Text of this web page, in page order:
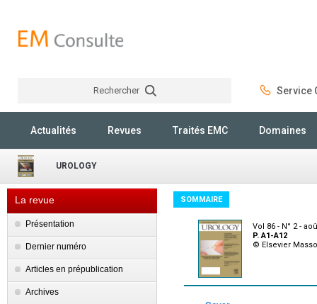
Rechercher Service
Actualités Revues Traités EMC Domaines
UROLOGY
La revue
Présentation
Dernier numéro
Articles en prépublication
Archives
SOMMAIRE
Vol 86 - N° 2 -
P. A1-A12
© Elsevier